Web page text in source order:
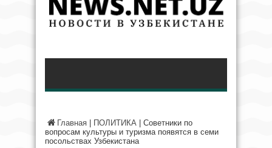
Главная ПОЛИТИКА
Советники по
вопросам культуры и туризма появятся в семи
посольствах Узбекистана